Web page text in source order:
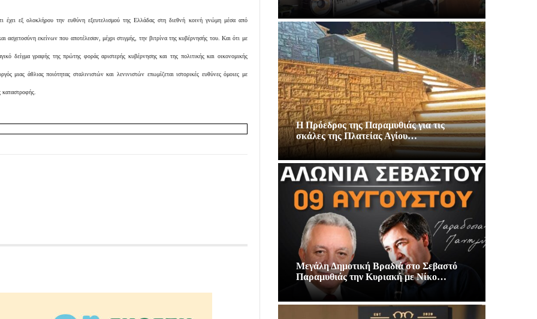
έχει εξ ολοκλήρου την ευθύνη εξευτελισμού της Ελλάδας στη διεθνή κοινή γνώμη μέσα από
ασχετοσύνη εκείνων που αποτέλεσαν, μέχρι στιγμής, την βιτρίνα της κυβέρνησής του. Και ότι με
δείγμα γραφής της πρώτης φοράς αριστερής κυβέρνησης και της πολιτικής και οικονομικής
μιας άθλιας ποιότητας σταλινιστών και λενινιστών επωμίζεται ιστορικές ευθύνες όμοιες με
καταστροφής.
Η Πρόεδρος της Παραμυθιάς για τις
σκάλες της Πλατείας Αγίου…
Μεγάλη Δημοτική Βραδιά στο Σεβαστό
Παραμυθιάς την Κυριακή με Νίκο…